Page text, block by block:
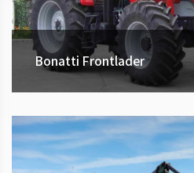
Bonatti Frontlader